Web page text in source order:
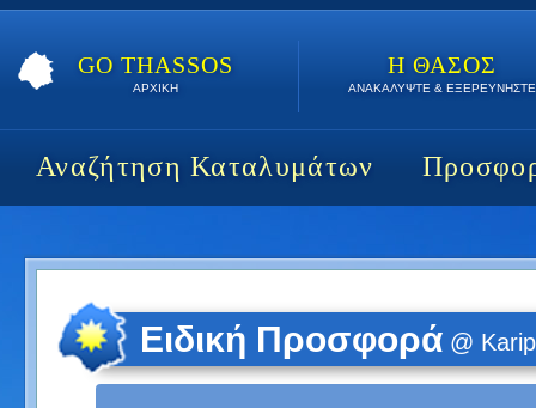
GO THASSOS
ΑΡΧΙΚΗ
Η ΘΑΣΟΣ
ΑΝΑΚΑΛΥΨΤΕ & ΕΞΕΡΕΥΝΗΣΤΕ
Αναζήτηση Καταλυμάτων
Karipis Bungalows | 8 διαν/σεις | 640 €
Ειδική Προσφορά @